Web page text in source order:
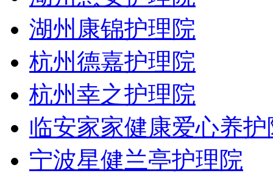
湖州康锦护理院
杭州德嘉护理院
杭州幸之护理院
临安家家健康爱心养护
宁波星健兰亭护理院